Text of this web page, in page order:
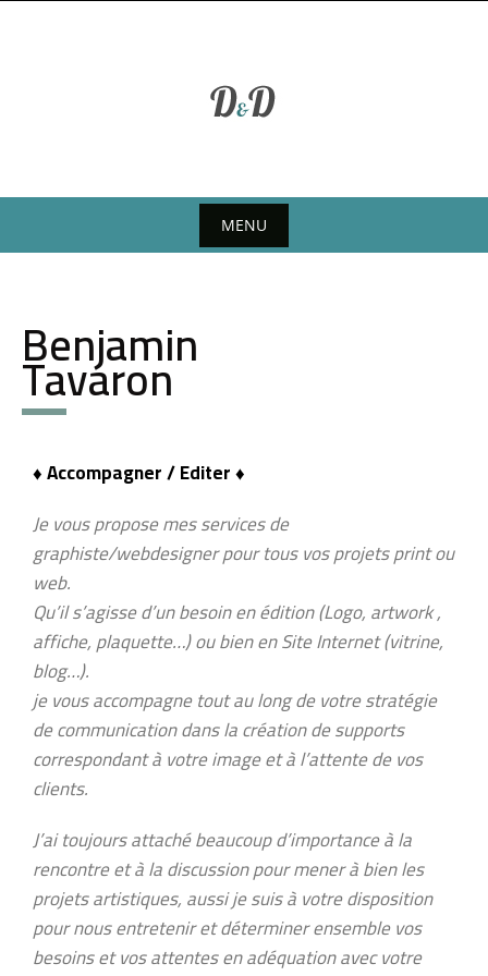
MENU
Benjamin
Tavaron
♦ Accompagner / Editer ♦
Je vous propose mes services de
graphiste/webdesigner pour tous vos projets print ou
web.
Qu’il s’agisse d’un besoin en édition (Logo, artwork ,
affiche, plaquette…) ou bien en Site Internet (vitrine,
blog…).
je vous accompagne tout au long de votre stratégie
de communication dans la création de supports
correspondant à votre image et à l’attente de vos
clients.
J’ai toujours attaché beaucoup d’importance à la
rencontre et à la discussion pour mener à bien les
projets artistiques, aussi je suis à votre disposition
pour nous entretenir et déterminer ensemble vos
besoins et vos attentes en adéquation avec votre